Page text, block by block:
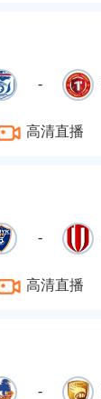
-
高清直播
-
高清直播
-